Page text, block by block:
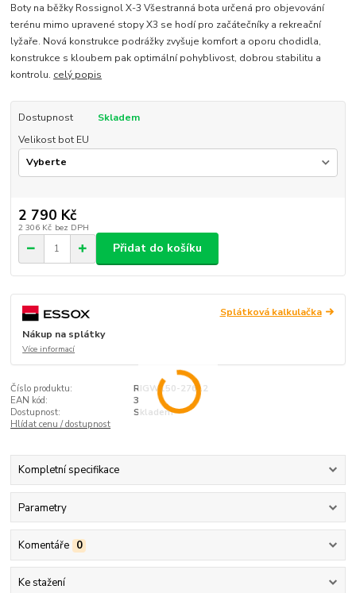
Boty na běžky Rossignol X-3 Všestranná bota určená pro objevování
terénu mimo upravené stopy X3 se hodí pro začátečníky a rekreační
lyžaře. Nová konstrukce podrážky zvyšuje komfort a oporu chodidla,
konstrukce s kloubem pak optimální pohyblivost, dobrou stabilitu a
kontrolu. celý popis
Dostupnost
Skladem
Velikost bot EU
2 790 Kč
2 306 Kč bez DPH
Přidat do košíku
Splátková kalkulačka
Nákup na splátky
Více informací
Číslo produktu:
RIGW150-27612
EAN kód:
3
Dostupnost:
Skladem
Hlídat cenu / dostupnost
Kompletní specifikace
Parametry
Komentáře 0
Ke stažení